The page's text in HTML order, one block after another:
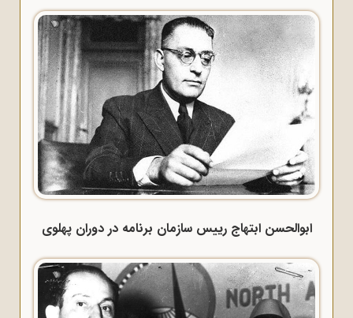
ابوالحسن ابتهاج رییس سازمان برنامه در دوران پهلوی